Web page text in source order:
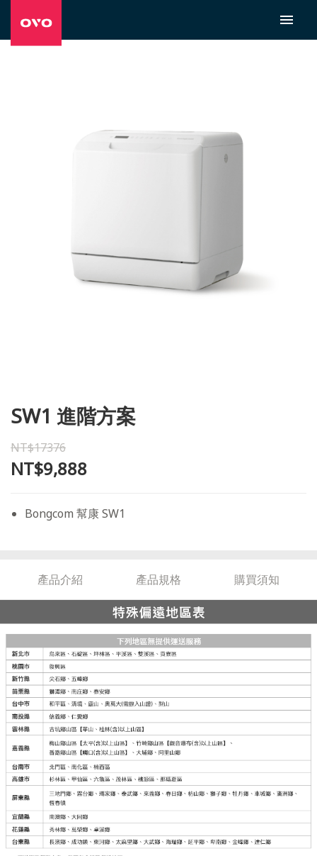
SW1 進階方案
NT$17376
NT$9,888
Bongcom 幫康 SW1
產品介紹 產品規格 購買須知